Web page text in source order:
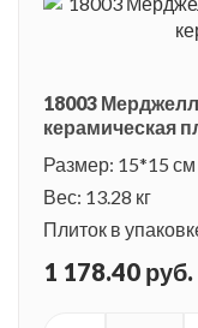
18003
керамическая
Размер: 15*15 см
Вес: 13.28 кг
Плиток в
1 178.40 руб.